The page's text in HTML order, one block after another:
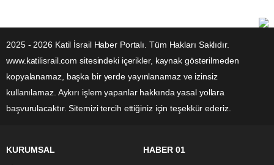
2025 - 2026 Katil İsrail Haber Portalı. Tüm Hakları Saklıdır.
www.katilisrail.com sitesindeki içerikler, kaynak gösterilmeden
kopyalanamaz, başka bir yerde yayınlanamaz ve izinsiz
kullanılamaz. Aykırı işlem yapanlar hakkında yasal yollara
başvurulacaktır. Sitemizi tercih ettiğiniz için teşekkür ederiz.
KURUMSAL
HABER 01